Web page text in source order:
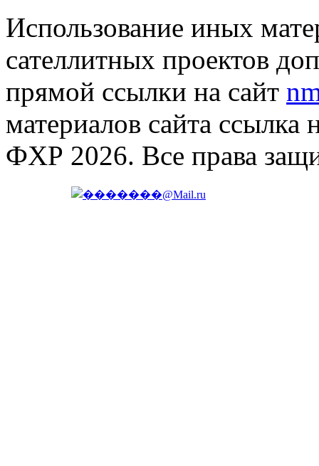
Использование иных
сателлитных проектов
прямой ссылки на сайт
материалов сайта ссылка
ФХР 2026. Все права